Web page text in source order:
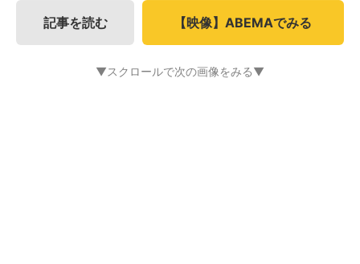
記事を読む 【映像】ABEMAでみる
▼スクロールで次の画像をみる▼